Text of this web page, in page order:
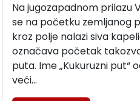
Na jugozapadnom prilazu
se na početku zemljanog
kroz polje nalazi siva
označava početak
puta. Ime „Kukuruzni put“
veći…